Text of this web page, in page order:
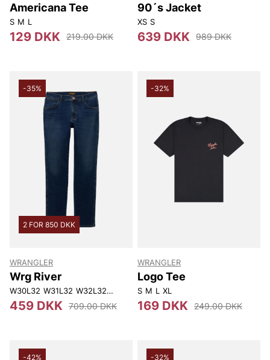
Americana Tee
S M L
129 DKK 219.00 DKK
90´s Jacket
XS S
639 DKK 989 DKK
-35%
2 FOR 850 DKK
WRANGLER
Wrg River
W30L32 W31L32 W32L32 W32L34 W33L34
459 DKK 709.00 DKK
-32%
WRANGLER
Logo Tee
S M L XL
169 DKK 249.00 DKK
-42% -32%